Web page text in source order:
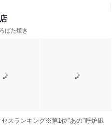
ばた焼き
スランキング※第1位"あの"呼炉凪